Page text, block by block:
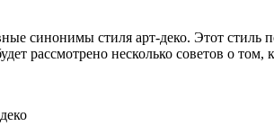
синонимы стиля арт-деко. Этот
рассмотрено несколько советов о том,